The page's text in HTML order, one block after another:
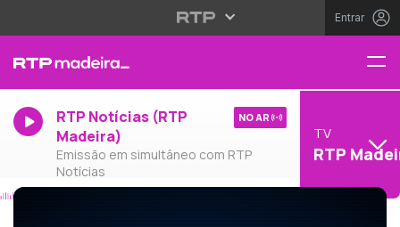
Entrar
RTP Notícias (RTP
Madeira)
Emissão em simultâneo com RTP
Notícias
NO AR
TV
RTP